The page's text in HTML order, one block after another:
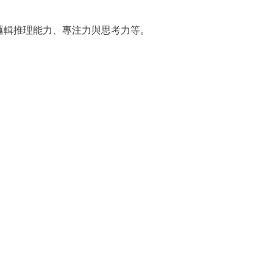
推理能力、專注力與思考力等。